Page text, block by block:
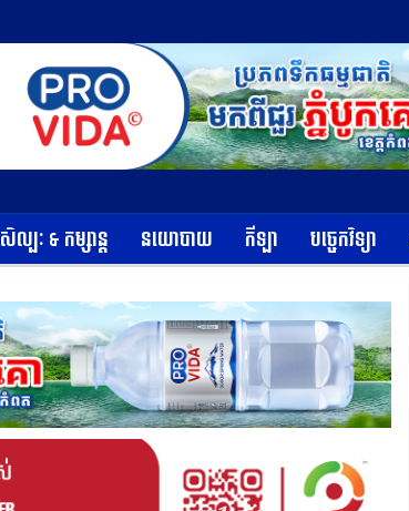
សិល្បៈ & កម្សាន្ត នយោបាយ កីឡា បច្ចេកវិទ្យា